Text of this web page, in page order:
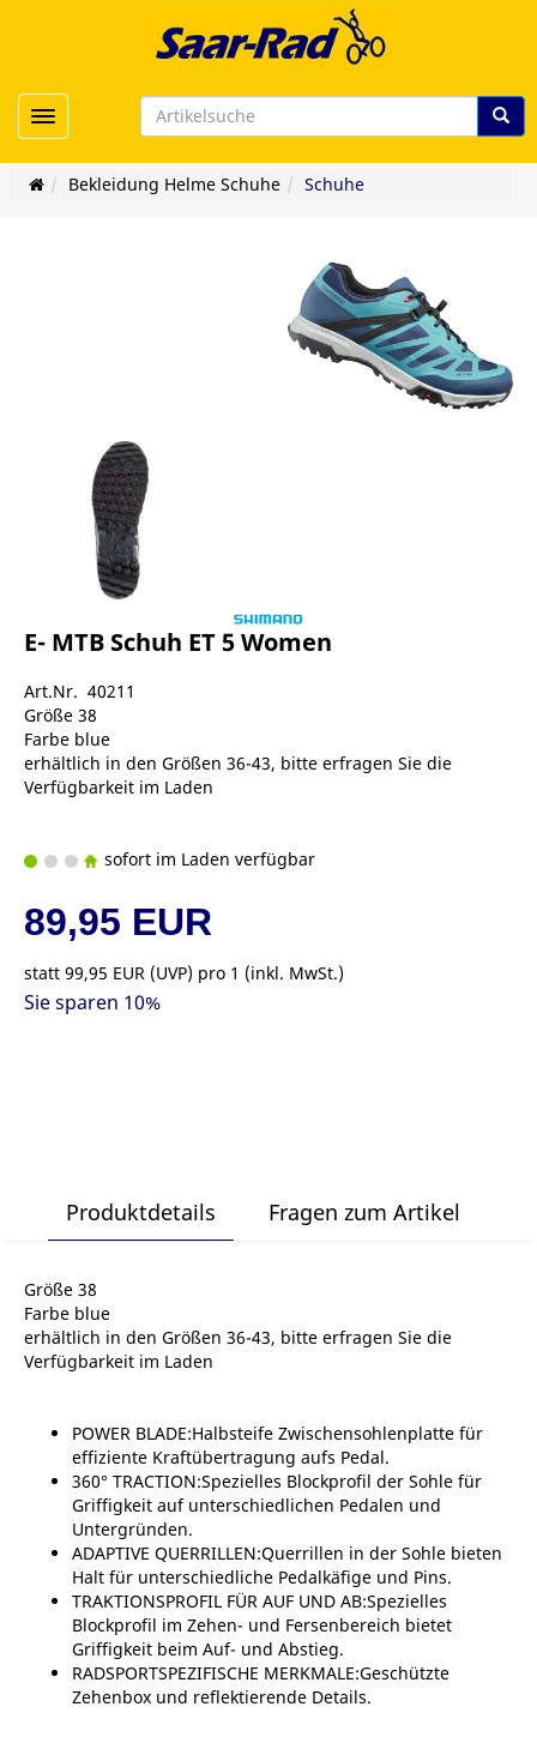
Toggle navigation
Bekleidung Helme Schuhe Schuhe
E- MTB Schuh ET 5 Women
Art.Nr. 40211
Größe 38
Farbe blue
erhältlich in den Größen 36-43, bitte erfragen Sie die
Verfügbarkeit im Laden
sofort im Laden verfügbar
89,95 EUR
statt 99,95 EUR (UVP) pro 1 (inkl. MwSt.)
Sie sparen 10%
Produktdetails Fragen zum Artikel
Größe 38
Farbe blue
erhältlich in den Größen 36-43, bitte erfragen Sie die
Verfügbarkeit im Laden
POWER BLADE:Halbsteife Zwischensohlenplatte für
effiziente Kraftübertragung aufs Pedal.
360° TRACTION:Spezielles Blockprofil der Sohle für
Griffigkeit auf unterschiedlichen Pedalen und
Untergründen.
ADAPTIVE QUERRILLEN:Querrillen in der Sohle bieten
Halt für unterschiedliche Pedalkäfige und Pins.
TRAKTIONSPROFIL FÜR AUF UND AB:Spezielles
Blockprofil im Zehen- und Fersenbereich bietet
Griffigkeit beim Auf- und Abstieg.
RADSPORTSPEZIFISCHE MERKMALE:Geschützte
Zehenbox und reflektierende Details.